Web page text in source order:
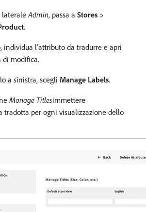
lateraleAdmin, passa a Stores >
.
individua l’attributo da tradurre e apri
modifica.
a sinistra, scegli Manage Labels.
Manage Titles​immettere
tradotta per ogni visualizzazione dello